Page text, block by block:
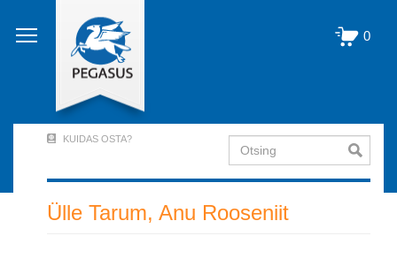
edasi
põhisisu
0
Account
Menu
KUIDAS OSTA? Otsing
Ülle Tarum, Anu Rooseniit